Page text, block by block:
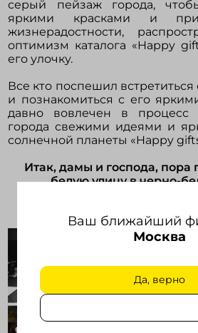
Ваш ближайший
Москва
Да, верно
серый пейзаж города,
яркими красками и
жизнерадостности,
оптимизм каталога «Happy
его улочку.
Все кто поспешил
и познакомиться с его
давно вовлечен в процесс
города свежими идеями и
солнечной планеты «Happy
Итак, дамы и господа, пора
белую улицу в черно-